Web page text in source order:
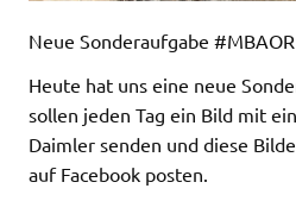
Neue Sonderaufgabe
Heute hat uns eine neue
sollen jeden Tag ein Bild mit
Daimler senden und diese
auf Facebook posten.